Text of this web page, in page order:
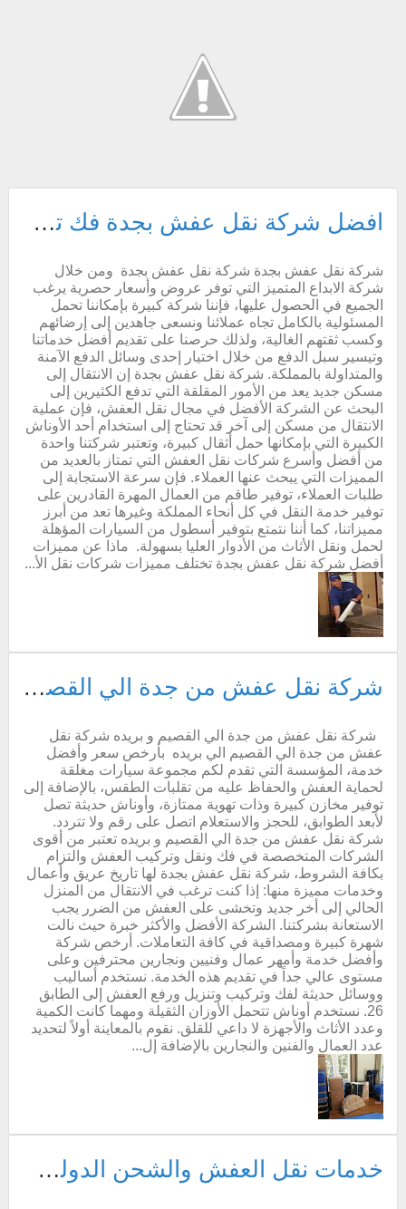
افضل شركة نقل عفش بجدة فك تركيب تغليف ضمان | شركة الابداع المتميز
شركة نقل عفش بجدة شركة نقل عفش بجدة ومن خلال
شركة الابداع المتميز التي توفر عروض وأسعار حصرية يرغب
الجميع في الحصول عليها، فإننا شركة كبيرة بإمكاننا تحمل
المسئولية بالكامل تجاه عملائنا ونسعى جاهدين إلى إرضائهم
وكسب ثقتهم الغالية، ولذلك حرصنا على تقديم أفضل خدماتنا
وتيسير سبل الدفع من خلال اختيار إحدى وسائل الدفع الآمنة
والمتداولة بالمملكة. شركة نقل عفش بجدة إن الانتقال إلى
مسكن جديد يعد من الأمور المقلقة التي تدفع الكثيرين إلى
البحث عن الشركة الأفضل في مجال نقل العفش، فإن عملية
الانتقال من مسكن إلى آخر قد تحتاج إلى استخدام أحد الأوناش
الكبيرة التي بإمكانها حمل أثقال كبيرة، وتعتبر شركتنا واحدة
من أفضل وأسرع شركات نقل العفش التي تمتاز بالعديد من
المميزات التي يبحث عنها العملاء. فإن سرعة الاستجابة إلى
طلبات العملاء، توفير طاقم من العمال المهرة القادرين على
توفير خدمة النقل في كل أنحاء المملكة وغيرها تعد من أبرز
مميزاتنا، كما أننا نتمتع بتوفير أسطول من السيارات المؤهلة
لحمل ونقل الأثاث من الأدوار العليا بسهولة. ماذا عن مميزات
أفضل شركة نقل عفش بجدة تختلف مميزات شركات نقل الأ...
شركة نقل عفش من جدة الي القصيم و بريده
شركة نقل عفش من جدة الي القصيم و بريده شركة نقل
عفش من جدة الي القصيم الي بريده بأرخص سعر وأفضل
خدمة، المؤسسة التي تقدم لكم مجموعة سيارات مغلقة
لحماية العفش والحفاظ عليه من تقلبات الطقس، بالإضافة إلى
توفير مخازن كبيرة وذات تهوية ممتازة، وأوناش حديثة تصل
لأبعد الطوابق، للحجز والاستعلام اتصل على رقم ولا تتردد.
شركة نقل عفش من جدة الي القصيم و بريده تعتبر من أقوى
الشركات المتخصصة في فك ونقل وتركيب العفش والتزام
بكافة الشروط، شركة نقل عفش بجدة لها تاريخ عريق وأعمال
وخدمات مميزة منها: إذا كنت ترغب في الانتقال من المنزل
الحالي إلى أخر جديد وتخشى على العفش من الضرر يجب
الاستعانة بشركتنا. الشركة الأفضل والأكثر خبرة حيث نالت
شهرة كبيرة ومصداقية في كافة التعاملات. أرخص شركة
وأفضل خدمة وأمهر عمال وفنيين ونجارين محترفين وعلى
مستوى عالي جداً في تقديم هذه الخدمة. نستخدم أساليب
ووسائل حديثة لفك وتركيب وتنزيل ورفع العفش إلى الطابق
26. نستخدم أوناش تتحمل الأوزان الثقيلة ومهما كانت الكمية
وعدد الأثاث والأجهزة لا داعي للقلق. نقوم بالمعاينة أولاً لتحديد
عدد العمال والفنين والنجارين بالإضافة إل...
خدمات نقل العفش والشحن الدولي والنظافة والصيانة وبعض الخدمات المنزلية